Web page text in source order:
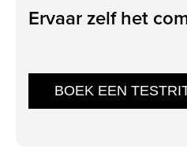
Ervaar zelf het
BOEK EEN